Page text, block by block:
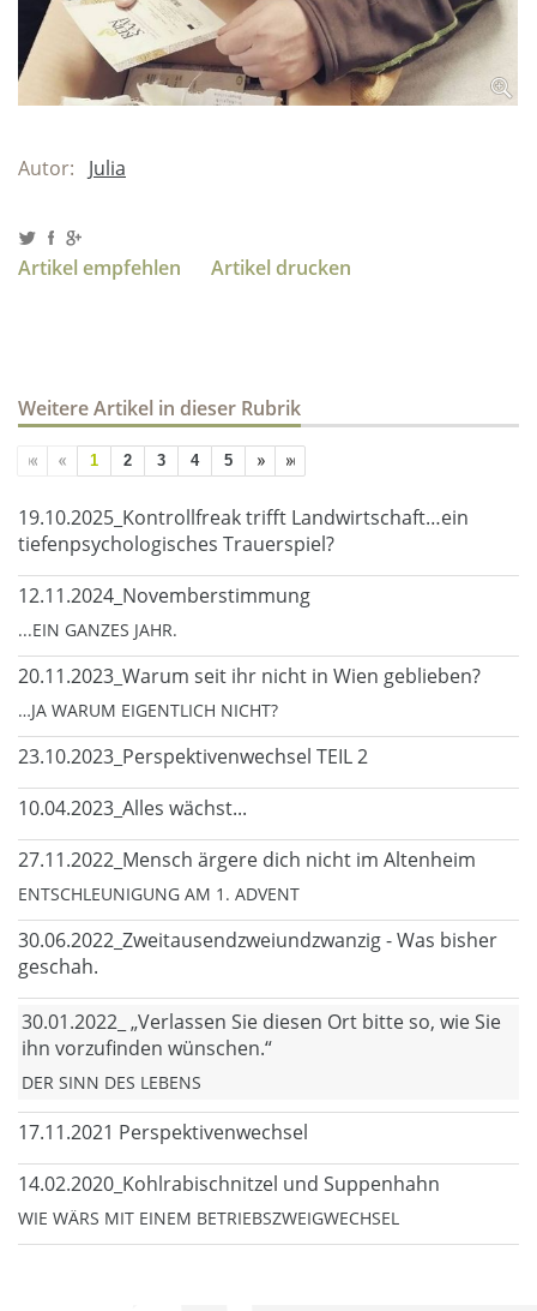
Autor: Julia
Artikel empfehlen Artikel drucken
Weitere Artikel in dieser Rubrik
1 2 3 4 5
19.10.2025_Kontrollfreak trifft Landwirtschaft…ein
tiefenpsychologisches Trauerspiel?
12.11.2024_Novemberstimmung
...EIN GANZES JAHR.
20.11.2023_Warum seit ihr nicht in Wien geblieben?
…JA WARUM EIGENTLICH NICHT?
23.10.2023_Perspektivenwechsel TEIL 2
10.04.2023_Alles wächst...
27.11.2022_Mensch ärgere dich nicht im Altenheim
ENTSCHLEUNIGUNG AM 1. ADVENT
30.06.2022_Zweitausendzweiundzwanzig - Was bisher
geschah.
30.01.2022_ „Verlassen Sie diesen Ort bitte so, wie Sie
ihn vorzufinden wünschen.“
DER SINN DES LEBENS
17.11.2021 Perspektivenwechsel
14.02.2020_Kohlrabischnitzel und Suppenhahn
WIE WÄRS MIT EINEM BETRIEBSZWEIGWECHSEL